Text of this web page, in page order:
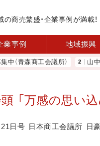
商売繁盛・企業事例が満載！
業事例 地域振興
森商工会議所） 山中伸弥
「万感の思い込
日号 日本商工会議所 日